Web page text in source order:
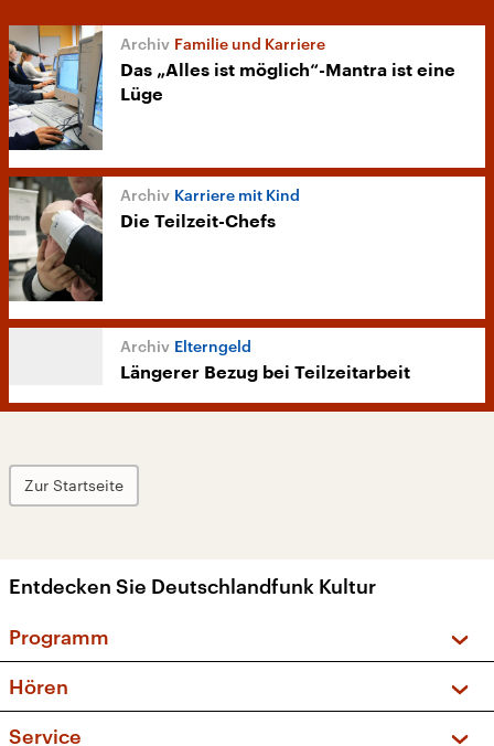
Familie und Karriere
Das „Alles ist möglich“-Mantra ist eine
Lüge
Karriere mit Kind
Die Teilzeit-Chefs
Elterngeld
Längerer Bezug bei Teilzeitarbeit
Zur Startseite
Entdecken Sie Deutschlandfunk Kultur
Programm
Sendungen und Podcasts
Hören
Service